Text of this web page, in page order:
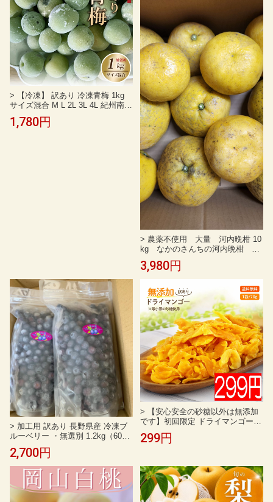
> 【冷凍】 訳あり 冷凍青梅 1kg
サイズ混合 M L 2L 3L 4L 紀州南高
梅 青梅 南高梅 和歌山県産 朝採れ
青梅 風袋別 1キロ 青色梅 和歌山
1,780円
> 農薬不使用 大量 河内晩柑 10
kg なかのさんちの河内晩柑 訳
あり お子様に 家庭用 夏文
旦 河内晩柑 みかん 愛媛ミカン
ジューシーオレンジ 愛南ゴールド
宇和ゴールド 愛媛県産 愛媛 ミカ
ン 北海道 沖縄は700円追加
3,980円
> 加工用 訳あり 長野県産 冷凍ブ
ルーベリー ・無選別 1.2kg（600g
×2) ジャム スムージー パンケーキ
お菓子
2,700円
> 【安心安全の砂糖以外は無添加
です】初回限定 ドライマンゴー
お試し70gドライフルーツ マンゴ
ー おすすめ 食品添加物 保存料 無
メーカー ランキング 人気
299円